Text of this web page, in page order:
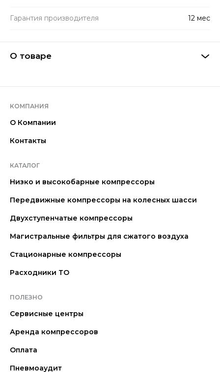
Гарантия производителя 12 мес
О товаре
КОМПАНИЯ
О Компании
Контакты
КАТАЛОГ
Низко и высокобарные компрессоры
Передвижные компрессоры на колесных шасси
Двухступенчатые компрессоры
Магистральные фильтры для сжатого воздуха
Стационарные компрессоры
Расходники ТО
ПОЛЕЗНО
Сервисные центры
Аренда компрессоров
Оплата
Пневмоаудит